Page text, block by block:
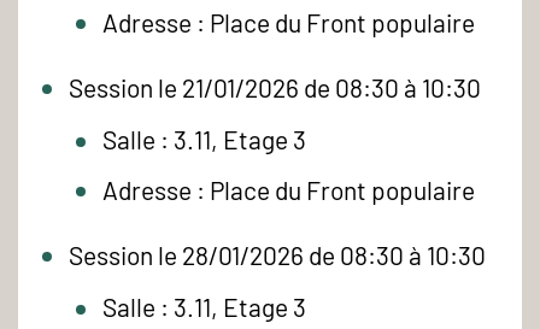
Adresse : Place du Front populaire
Session le 21/01/2026 de 08:30 à 10:30
Salle : 3.11, Etage 3
Adresse : Place du Front populaire
Session le 28/01/2026 de 08:30 à 10:30
Salle : 3.11, Etage 3